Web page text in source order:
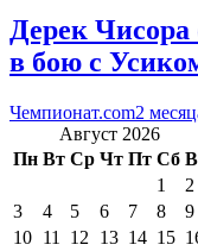
Дерек
в бою с
Чемпионат.com2
Август 2026
Пн Вт Ср Чт Пт Сб
1
2
3
4 5 6 7 8
9
10 11 12 13 14 15